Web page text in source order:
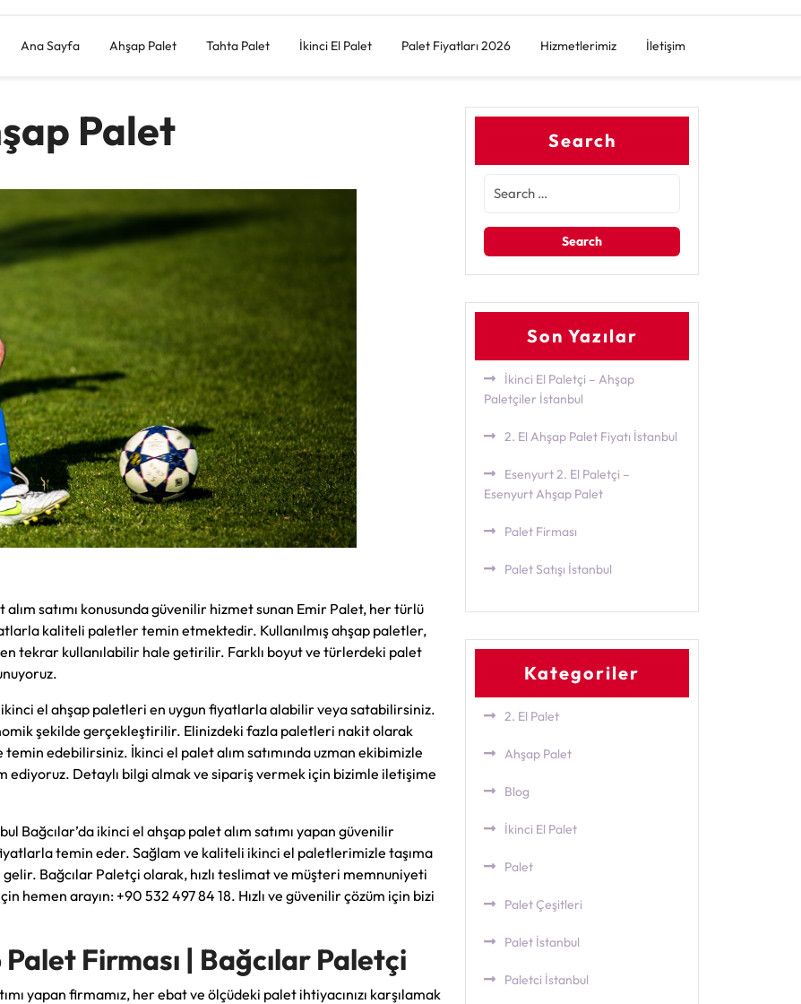
Ana Sayfa Ahşap Palet Tahta Palet İkinci El Palet Palet Fiyatları 2026 Hizmetlerimiz İletişim
Palet
satımı konusunda güvenilir hizmet sunan Emir Palet, her türlü
kaliteli paletler temin etmektedir. Kullanılmış ahşap paletler,
tekrar kullanılabilir hale getirilir. Farklı boyut ve türlerdeki palet
ikinci el ahşap paletleri en uygun fiyatlarla alabilir veya satabilirsiniz.
şekilde gerçekleştirilir. Elinizdeki fazla paletleri nakit olarak
edebilirsiniz. İkinci el palet alım satımında uzman ekibimizle
ediyoruz. Detaylı bilgi almak ve sipariş vermek için bizimle iletişime
Bağcılar’da ikinci el ahşap palet alım satımı yapan güvenilir
temin eder. Sağlam ve kaliteli ikinci el paletlerimizle taşıma
Bağcılar Paletçi olarak, hızlı teslimat ve müşteri memnuniyeti
hemen arayın: +90 532 497 84 18. Hızlı ve güvenilir çözüm için bizi
Firması | Bağcılar Paletçi
yapan firmamız, her ebat ve ölçüdeki palet ihtiyacınızı karşılamak
Search
Son Yazılar
İkinci El Paletçi – Ahşap
Paletçiler İstanbul
2. El Ahşap Palet Fiyatı İstanbul
Esenyurt 2. El Paletçi –
Esenyurt Ahşap Palet
Palet Firması
Palet Satışı İstanbul
Kategoriler
2. El Palet
Ahşap Palet
Blog
İkinci El Palet
Palet
Palet Çeşitleri
Palet İstanbul
Paletci İstanbul